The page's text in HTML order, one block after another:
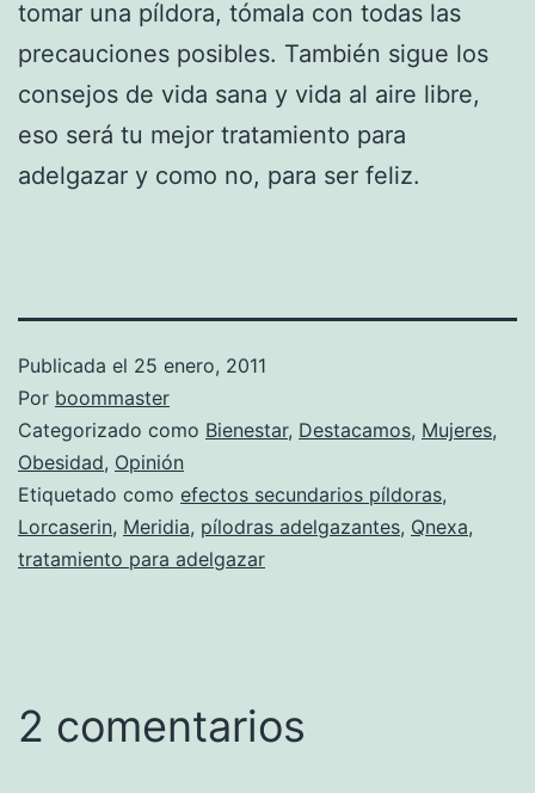
tomar una píldora, tómala con todas las
precauciones posibles. También sigue los
consejos de vida sana y vida al aire libre,
eso será tu mejor tratamiento para
adelgazar y como no, para ser feliz.
Publicada el 25 enero, 2011
Por boommaster
Categorizado como Bienestar, Destacamos, Mujeres,
Obesidad, Opinión
Etiquetado como efectos secundarios píldoras,
Lorcaserin, Meridia, pílodras adelgazantes, Qnexa,
tratamiento para adelgazar
2 comentarios